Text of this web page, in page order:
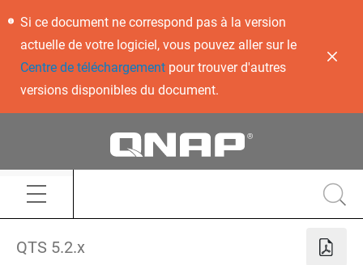
Si ce document ne correspond pas à la version
actuelle de votre logiciel, vous pouvez aller sur le
Centre de téléchargementpour trouver d'autres
versions disponibles du document.
QTS 5.2.x